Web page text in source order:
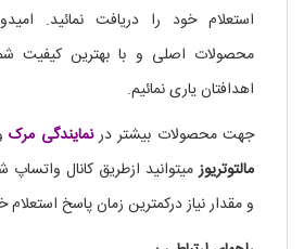
استعلام خود را دریافت نمائید.
محصولات اصلی و با بهترین کیفیت
اهدافتان یاری نمائیم.
جهت محصولات بیشتر درنمایندگی مرک
مالتوتریوزمیتوانید ازطریق کانال واتساپ
و مقدار نیاز درکمترین زمان پاسخ استعلام